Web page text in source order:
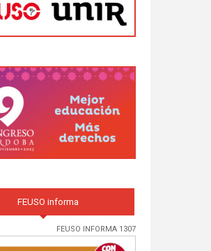
FEUSO informa
FEUSO INFORMA 1307